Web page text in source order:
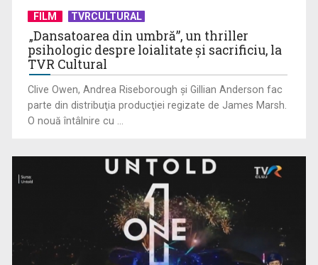
intră în cursa ...
CM 2026: Spania, Portugalia și Elveția, calificate în optimi
FILM TVRCULTURAL
„Dansatoarea din umbră”, un thriller
psihologic despre loialitate și sacrificiu, la
TVR Cultural
Clive Owen, Andrea Riseborough şi Gillian Anderson fac
parte din distribuţia producţiei regizate de James Marsh.
O nouă întâlnire cu ...